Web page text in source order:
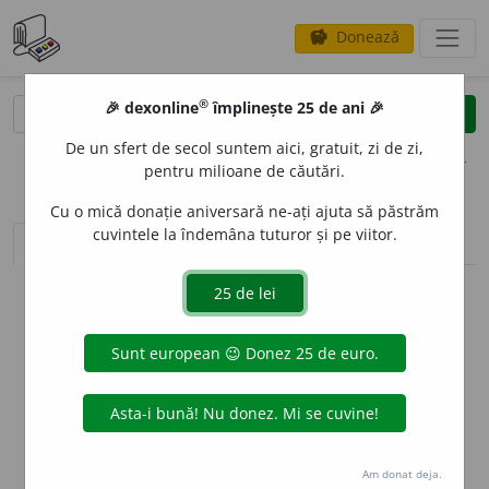
savings Donează
clear
opțiuni
sinteza definițiilor (1) definiții (21) declinări
info
Aceste definiții sunt compilate de
echipa dexonline. Definițiile
originale se află pe filadefiniții.
preferințe
🎉 dexonline® împlinește 25 de ani 🎉
De un sfert de secol suntem aici, gratuit, zi de zi,
pentru milioane de căutări.
Cu o mică donație aniversară ne-ați ajuta să păstrăm
cuvintele la îndemâna tuturor și pe viitor.
Am donat deja.